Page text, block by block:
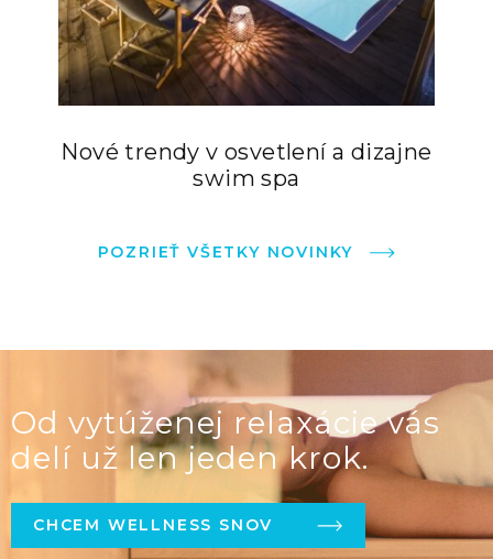
Nové trendy v osvetlení a dizajne
swim spa
POZRIEŤ VŠETKY NOVINKY
Od vytúženej relaxácie vás
delí už len jeden krok.
CHCEM WELLNESS SNOV